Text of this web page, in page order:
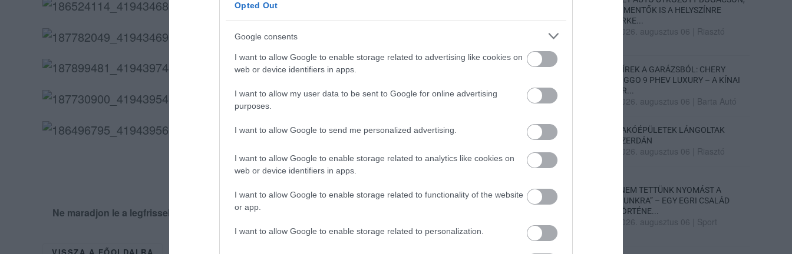
Opted Out
Google consents
I want to allow Google to enable storage related to advertising like cookies on
web or device identifiers in apps.
I want to allow my user data to be sent to Google for online advertising
purposes.
I want to allow Google to send me personalized advertising.
I want to allow Google to enable storage related to analytics like cookies on
web or device identifiers in apps.
I want to allow Google to enable storage related to functionality of the website
or app.
I want to allow Google to enable storage related to personalization.
Ne maradjon le a legfrissebb hírekről, kövessen bennünket az EGRI ÜGYEK Google Hírek oldalán!
A MENTŐK IS A HELYSZÍNRE
ÉRKE...
2026. augusztus 06 Riasztó
HÍREK A GARÁZSBÓL: CHERY
TIGGO 9 PHEV LUXURY – A KÍNAI
PR...
2026. augusztus 06 Barta Autó
LAKÓÉPÜLETEK LÁNGOLTAK
SZERDÁN
2026. augusztus 06 Riasztó
„NEM TETTÜNK NYOMÁST A
FIUNKRA” – EGY EGRI CSALÁD
TÖRTÉNE...
2026. augusztus 06 Sport